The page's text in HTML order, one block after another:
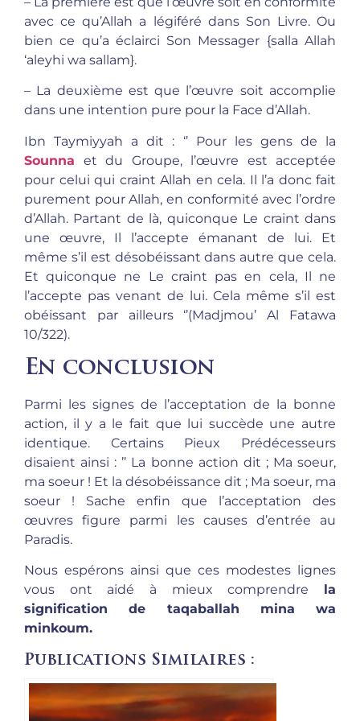
avec ce qu’Allah a légiféré dans Son Livre. Ou
bien ce qu’a éclairci Son Messager {salla Allah
‘aleyhi wa sallam}.
– La deuxième est que l’œuvre soit accomplie
dans une intention pure pour la Face d’Allah.
Ibn Taymiyyah a dit : ‘’ Pour les gens de la
Sounna et du Groupe, l’œuvre est acceptée
pour celui qui craint Allah en cela. Il l’a donc fait
purement pour Allah, en conformité avec l’ordre
d’Allah. Partant de là, quiconque Le craint dans
une œuvre, Il l’accepte émanant de lui. Et
même s’il est désobéissant dans autre que cela.
Et quiconque ne Le craint pas en cela, Il ne
l’accepte pas venant de lui. Cela même s’il est
obéissant par ailleurs ‘’(Madjmou’ Al Fatawa
10/322).
En conclusion
Parmi les signes de l’acceptation de la bonne
action, il y a le fait que lui succède une autre
identique. Certains Pieux Prédécesseurs
disaient ainsi : ’’ La bonne action dit ; Ma soeur,
ma soeur ! Et la désobéissance dit ; Ma soeur, ma
soeur ! Sache enfin que l’acceptation des
œuvres figure parmi les causes d’entrée au
Paradis.
Nous espérons ainsi que ces modestes lignes
vous ont aidé à mieux comprendre
la
signification de taqaballah mina wa
minkoum.
Publications Similaires :